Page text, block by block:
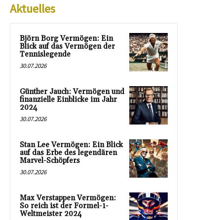
Aktuelles
Björn Borg Vermögen: Ein
Blick auf das Vermögen der
Tennislegende
30.07.2026
Günther Jauch: Vermögen und
finanzielle Einblicke im Jahr
2024
30.07.2026
Stan Lee Vermögen: Ein Blick
auf das Erbe des legendären
Marvel-Schöpfers
30.07.2026
Max Verstappen Vermögen:
So reich ist der Formel-1-
Weltmeister 2024